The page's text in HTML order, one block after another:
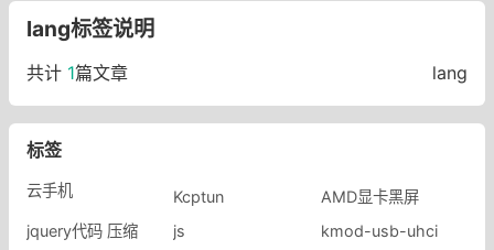
lang标签说明
共计 1篇文章 lang
标签
云手机 Kcptun
AMD显卡黑屏
jquery代码 压缩
js
kmod-usb-uhci